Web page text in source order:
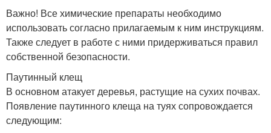
Важно! Все химические препараты необходимо
использовать согласно прилагаемым к ним инструкциям.
Также следует в работе с ними придерживаться правил
собственной безопасности.
Паутинный клещ
В основном атакует деревья, растущие на сухих почвах.
Появление паутинного клеща на туях сопровождается
следующим: